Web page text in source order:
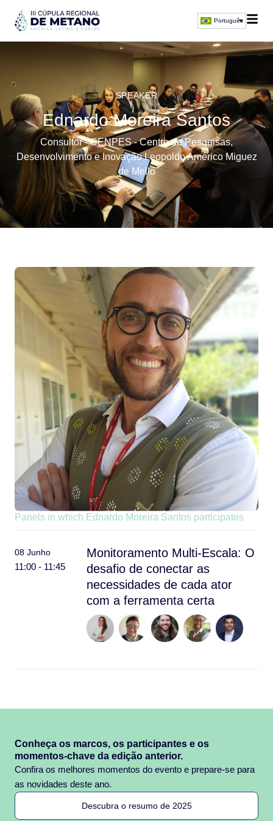
Português
SPEAKER
Ednardo Moreira Santos
Consultor - CENPES - Centro de Pesquisas,
Desenvolvimento e Inovação Leopoldo Américo Miguez
de Mello
Panels in which Ednardo Moreira Santos participates
08 Junho
11:00 - 11:45
Monitoramento Multi-Escala: O
desafio de conectar as
necessidades de cada ator
com a ferramenta certa
Conheça os marcos, os participantes e os
momentos-chave da edição anterior.
Confira os melhores momentos do evento e prepare-se para
as novidades deste ano.
Descubra o resumo de 2025